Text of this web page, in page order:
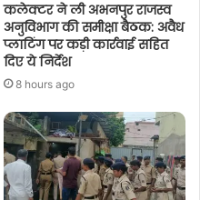
कलेक्टर ने ली अभनपुर राजस्व
अनुविभाग की समीक्षा बैठक: अवैध
प्लाटिंग पर कड़ी कार्रवाई सहित
दिए ये निर्देश
8 hours ago